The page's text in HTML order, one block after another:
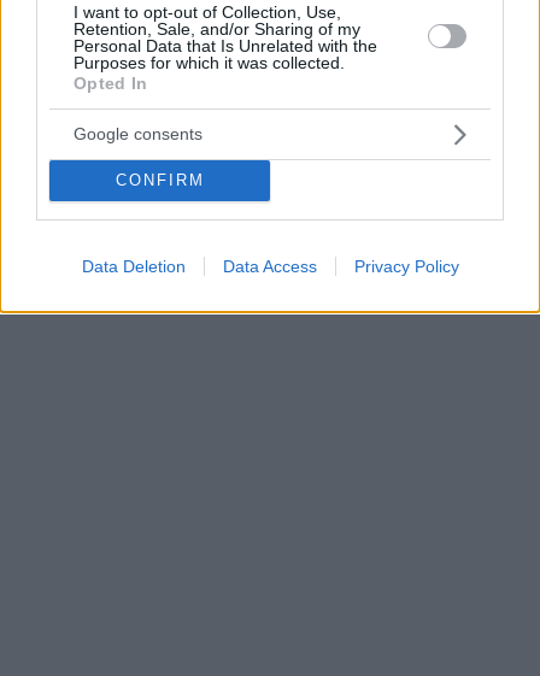
I want to opt-out of Collection, Use,
Retention, Sale, and/or Sharing of my
Personal Data that Is Unrelated with the
Purposes for which it was collected.
Opted In
Google consents
CONFIRM
Data Deletion Data Access Privacy Policy
Μητσοτάκης: Πρώτη μας προτεραιότητα η αναγέννηση
«Η πανδημία έδειξε ότι πρέπει να αλλάξει η
παραγωγική μας δομή. Κεντρικός βραχίονας η
βιομηχανία σε αυτή την κατεύθυνση» τόνισε ο
επένδυσης της ΕΛΒΑΛ - Προανήγγειλε μείωση ΕΦΚ
15.07.2020, 21:00 6